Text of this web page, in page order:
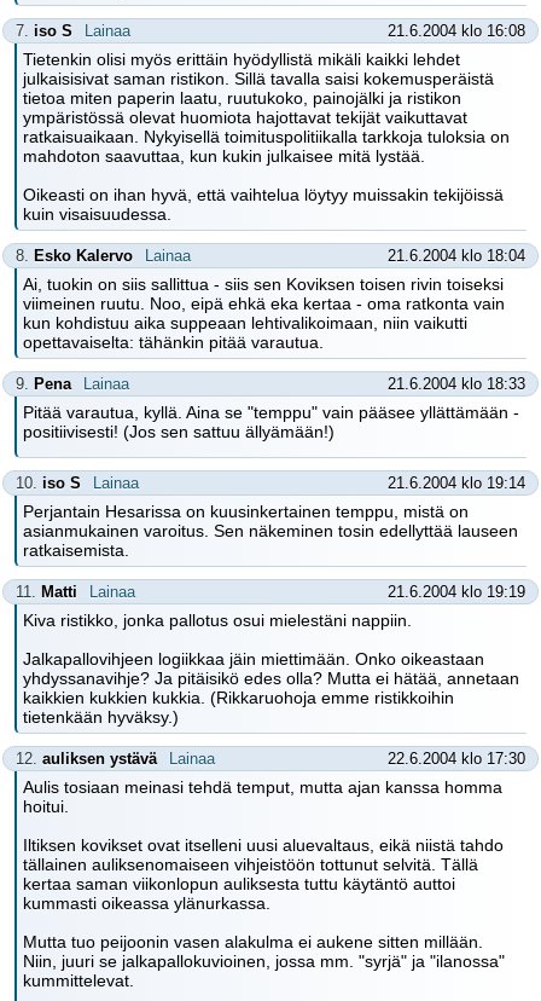
7. iso S Lainaa 21.6.2004 klo 16:08
Tietenkin olisi myös erittäin hyödyllistä mikäli kaikki lehdet
julkaisisivat saman ristikon. Sillä tavalla saisi kokemusperäistä
tietoa miten paperin laatu, ruutukoko, painojälki ja ristikon
ympäristössä olevat huomiota hajottavat tekijät vaikuttavat
ratkaisuaikaan. Nykyisellä toimituspolitiikalla tarkkoja tuloksia on
mahdoton saavuttaa, kun kukin julkaisee mitä lystää.
Oikeasti on ihan hyvä, että vaihtelua löytyy muissakin tekijöissä
kuin visaisuudessa.
8. Esko Kalervo Lainaa 21.6.2004 klo 18:04
Ai, tuokin on siis sallittua - siis sen Koviksen toisen rivin toiseksi
viimeinen ruutu. Noo, eipä ehkä eka kertaa - oma ratkonta vain
kun kohdistuu aika suppeaan lehtivalikoimaan, niin vaikutti
opettavaiselta: tähänkin pitää varautua.
9. Pena Lainaa 21.6.2004 klo 18:33
Pitää varautua, kyllä. Aina se "temppu" vain pääsee yllättämään -
positiivisesti! (Jos sen sattuu ällyämään!)
10. iso S Lainaa 21.6.2004 klo 19:14
Perjantain Hesarissa on kuusinkertainen temppu, mistä on
asianmukainen varoitus. Sen näkeminen tosin edellyttää lauseen
ratkaisemista.
11. Matti Lainaa 21.6.2004 klo 19:19
Kiva ristikko, jonka pallotus osui mielestäni nappiin.
Jalkapallovihjeen logiikkaa jäin miettimään. Onko oikeastaan
yhdyssanavihje? Ja pitäisikö edes olla? Mutta ei hätää, annetaan
kaikkien kukkien kukkia. (Rikkaruohoja emme ristikkoihin
tietenkään hyväksy.)
12. auliksen ystävä Lainaa 22.6.2004 klo 17:30
Aulis tosiaan meinasi tehdä temput, mutta ajan kanssa homma
hoitui.
Iltiksen kovikset ovat itselleni uusi aluevaltaus, eikä niistä tahdo
tällainen auliksenomaiseen vihjeistöön tottunut selvitä. Tällä
kertaa saman viikonlopun auliksesta tuttu käytäntö auttoi
kummasti oikeassa ylänurkassa.
Mutta tuo peijoonin vasen alakulma ei aukene sitten millään.
Niin, juuri se jalkapallokuvioinen, jossa mm. "syrjä" ja "ilanossa"
kummittelevat.